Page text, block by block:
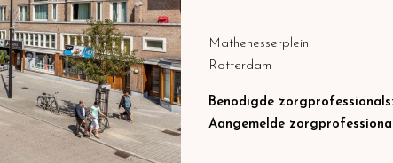
Mathenesserplein
Rotterdam
Benodigde zorgprofessionals:
Aangemelde